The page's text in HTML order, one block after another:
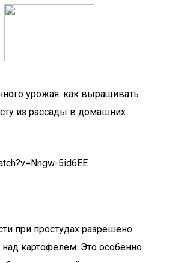
урожая: как выращивать
из рассады в домашних
5id6EE
при простудах разрешено
картофелем. Это особенно